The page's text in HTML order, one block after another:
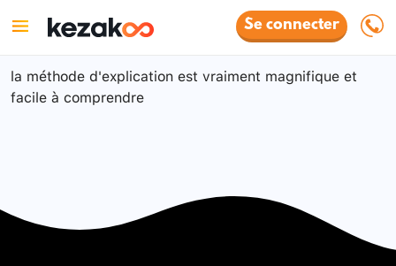
Se connecter
la méthode d'explication est vraiment magnifique et
facile à comprendre